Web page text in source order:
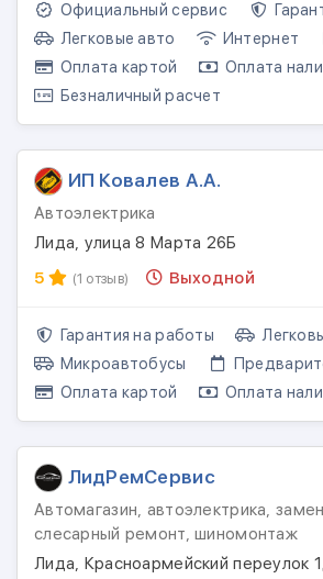
Официальный сервис
Легковые авто
Интернет
Оплата картой
Оплата
Безналичный расчет
ИП Ковалев А.А.
Автоэлектрика
Лида, улица 8 Марта 26Б
5
(1 отзыв) Выходной
Гарантия на работы
Микроавтобусы
Оплата картой
Оплата
ЛидРемСервис
Автомагазин, автоэлектрика,
слесарный ремонт, шиномонтаж
Лида, Красноармейский переулок